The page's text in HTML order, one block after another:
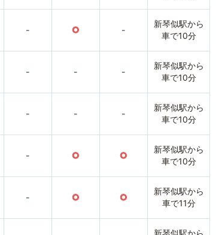
- ○ -
新琴似駅から
車で10分
- - -
新琴似駅から
車で10分
- - -
新琴似駅から
車で10分
- ○ ○
新琴似駅から
車で10分
- ○ ○
新琴似駅から
車で11分